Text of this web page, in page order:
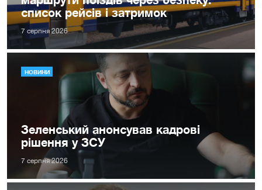
список рейсів і затримок
7 серпня 2026
НОВИНИ
Зеленський анонсував кадрові
рішення у ЗСУ
7 серпня 2026